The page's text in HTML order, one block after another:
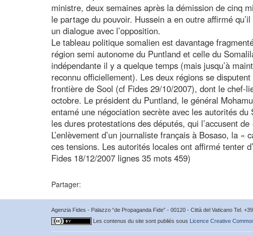
ministre, deux semaines après la démission de cinq
le partage du pouvoir. Hussein a en outre affirmé
un dialogue avec l’opposition.
Le tableau politique somalien est davantage
région semi autonome du Puntland et celle du
indépendante il y a quelque temps (mais jusqu’à
reconnu officiellement). Les deux régions se
frontière de Sool (cf Fides 29/10/2007), dont le chef-
octobre. Le président du Puntland, le général
entamé une négociation secrète avec les autorités
les dures protestations des députés, qui l’accusent
L’enlèvement d’un journaliste français à Bosaso, la
ces tensions. Les autorités locales ont affirmé tenter
Fides 18/12/2007 lignes 35 mots 459)
Partager:
Agenzia Fides - Palazzo “de Propaganda Fide” - 00120 - Città del Vaticano Tel.
Les contenus du site sont publiés sous Licence Creative